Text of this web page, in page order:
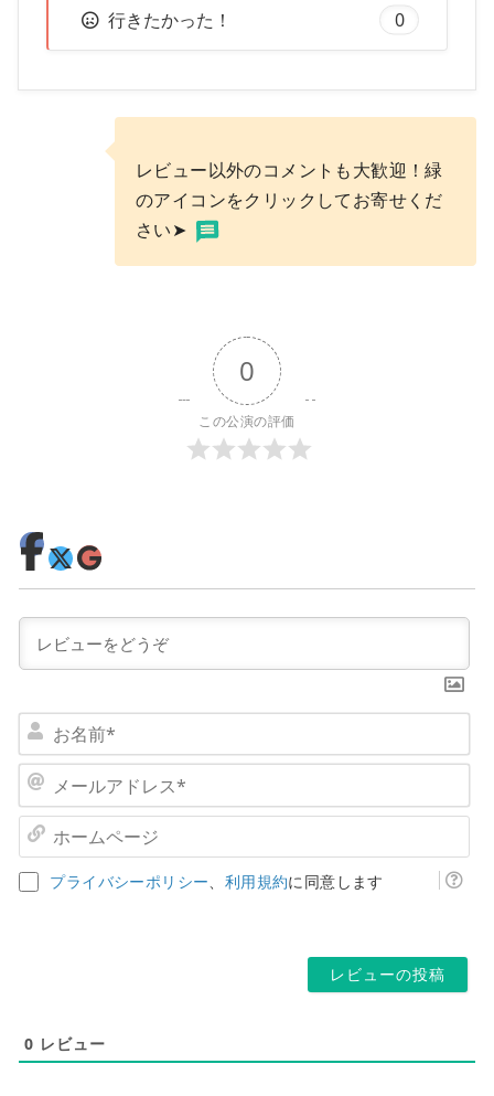
行きたかった！ 0
レビュー以外のコメントも大歓迎！緑
のアイコンをクリックしてお寄せくだ
さい➤
0
この公演の評価
名
ー
ア
ー
プライバシーポリシー、 利用規約に同意します
0 レビュー